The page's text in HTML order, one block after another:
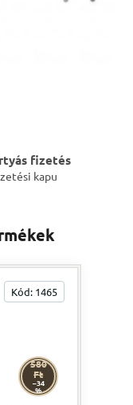
fizetés
kapu
580
Ft
–34
%
Kód: 1465